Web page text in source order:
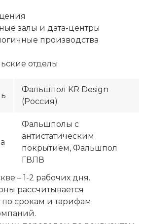
залы и дата-центры
производства
отделы
Фальшпол KR Design
(Россия)
Фальшполы с
антистатическим
покрытием, Фальшпол
ГВЛВ
– 1-2 рабочих дня.
рассчитывается
срокам и тарифам